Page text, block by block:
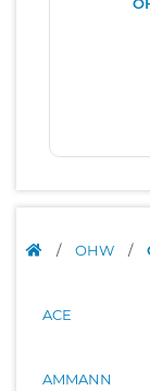
/ OHW /
ACE
AMMANN